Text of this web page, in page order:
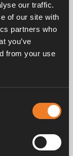
our traffic.
of our site with
partners who
you’ve
from your use